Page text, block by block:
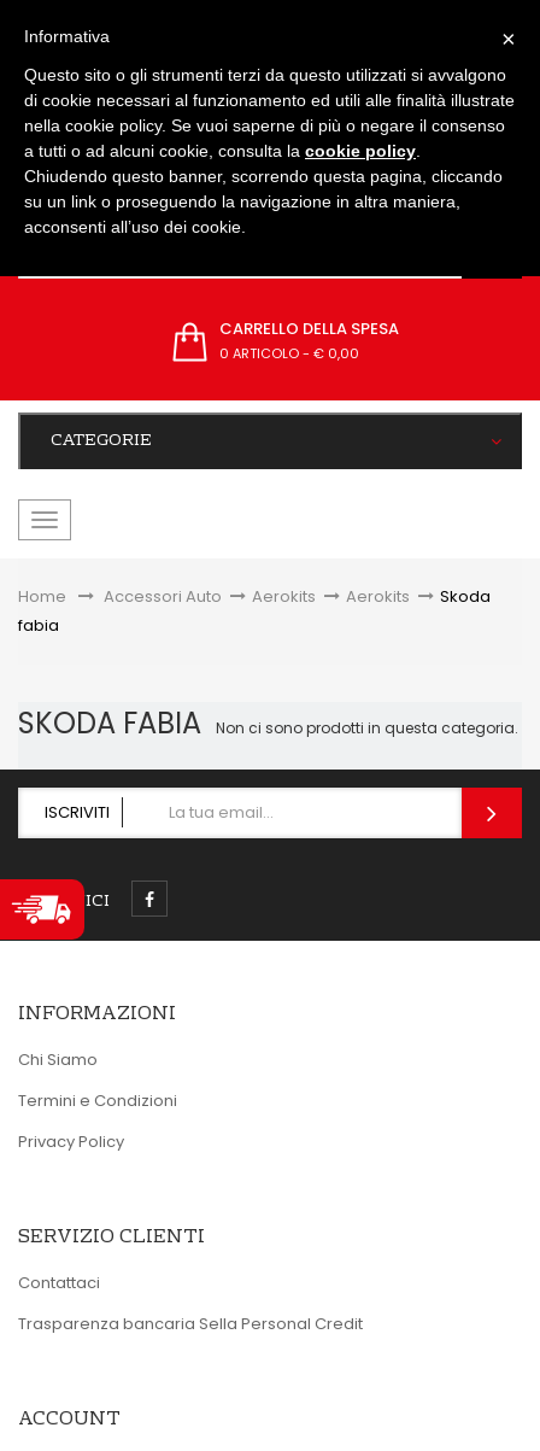
CARRELLO DELLA SPESA
0 ARTICOLO- € 0,00
CATEGORIE
navigazione
Home &gt;Accessori Auto > Aerokits > Aerokits > Skoda
fabia
SKODA FABIA Non ci sono prodotti in questa categoria.
ISCRIVITI
SEGUICI
INFORMAZIONI
Chi Siamo
Termini e Condizioni
Privacy Policy
SERVIZIO CLIENTI
Contattaci
Trasparenza bancaria Sella Personal Credit
ACCOUNT
×
Informativa
Questo sito o gli strumenti terzi da questo utilizzati si avvalgono
di cookie necessari al funzionamento ed utili alle finalità illustrate
nella cookie policy. Se vuoi saperne di più o negare il consenso
a tutti o ad alcuni cookie, consulta la cookie policy
Chiudendo questo banner, scorrendo questa pagina, cliccando
su un link o proseguendo la navigazione in altra maniera,
acconsenti all’uso dei cookie.